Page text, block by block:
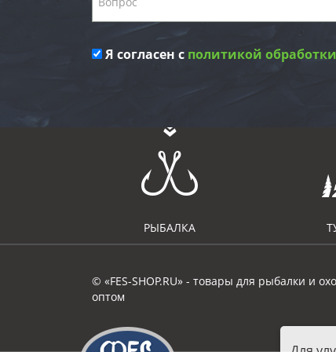
Я согласен с политикой
РЫБАЛКА
© «FES-SHOP.RU» - товары для рыбалки и
оптом